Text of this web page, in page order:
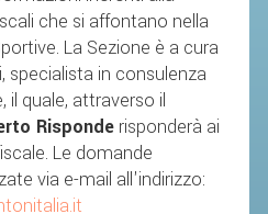
che si affontano nella
La Sezione è a cura
specialista in consulenza
quale, attraverso il
Risponde risponderà ai
Le domande
via e-mail all'indirizzo:
DI GIUSTIZIA FEDERALE
AZZURRA
TECNICO
PALABADMINTON